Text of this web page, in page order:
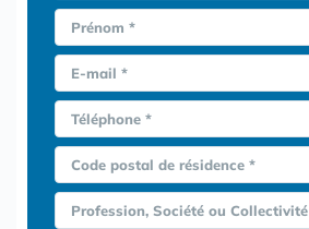
Prénom *
E-mail *
Téléphone *
Code postal de résidence *
Profession, Société ou Collectivité